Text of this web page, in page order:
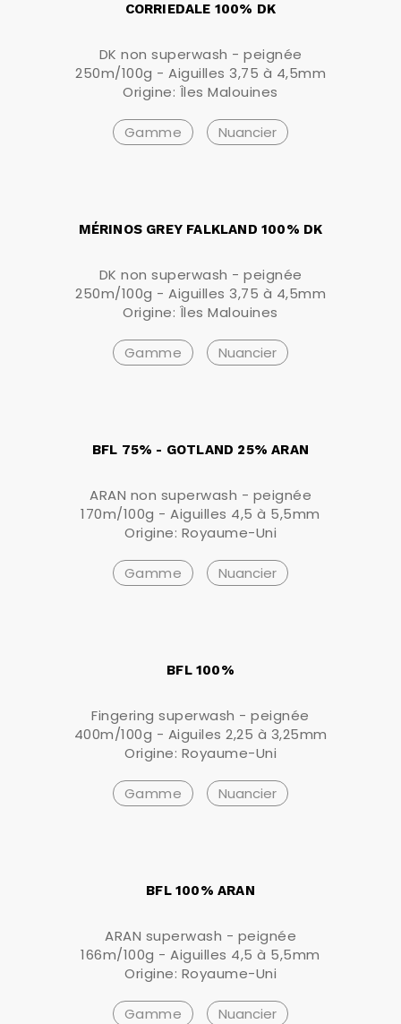
CORRIEDALE 100% DK
DK non superwash - peignée
250m/100g - Aiguilles 3,75 à 4,5mm
Origine: Îles Malouines
Gamme Nuancier
MÉRINOS GREY FALKLAND 100% DK
DK non superwash - peignée
250m/100g - Aiguilles 3,75 à 4,5mm
Origine: Îles Malouines
Gamme Nuancier
BFL 75% - GOTLAND 25% ARAN
ARAN non superwash - peignée
170m/100g - Aiguilles 4,5 à 5,5mm
Origine: Royaume-Uni
Gamme Nuancier
BFL 100%
Fingering superwash - peignée
400m/100g - Aiguiles 2,25 à 3,25mm
Origine: Royaume-Uni
Gamme Nuancier
BFL 100% ARAN
ARAN superwash - peignée
166m/100g - Aiguilles 4,5 à 5,5mm
Origine: Royaume-Uni
Gamme Nuancier